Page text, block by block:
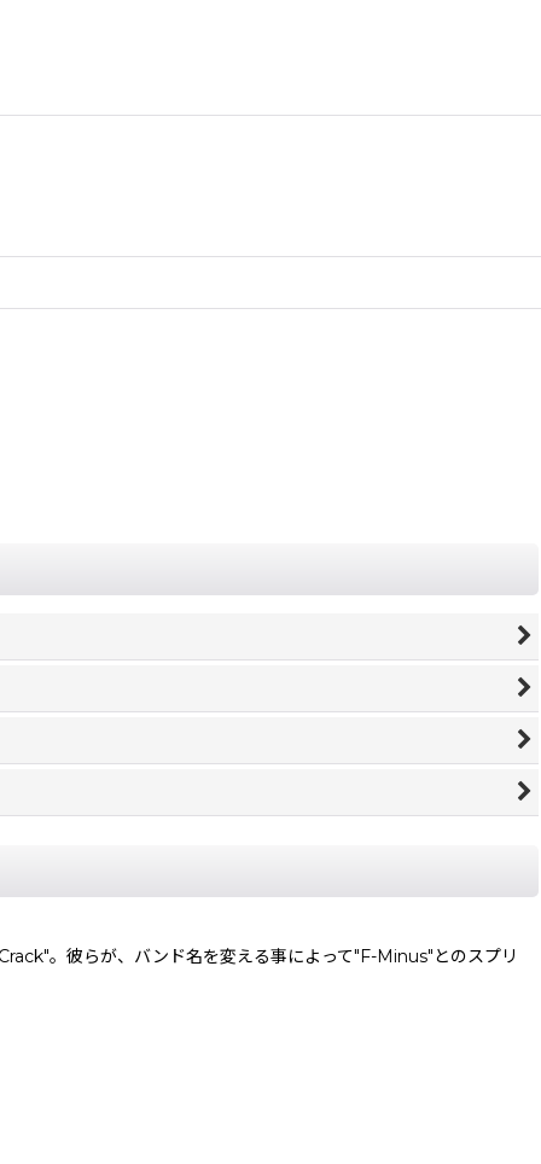
。彼らが、バンド名を変える事によって"F-Minus"とのスプリ